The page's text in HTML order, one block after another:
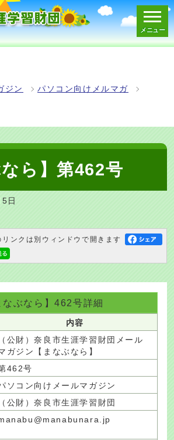
メニュー
ジン パソコン向けメルマガ
なら】第462号
日
ンクは別ウィンドウで開きます
なぶなら】462号詳細
内容
（公財）奈良市生涯学習財団メール
ガジン【まなぶなら】
462号
ソコン向けメールマガジン
（公財）奈良市生涯学習財団